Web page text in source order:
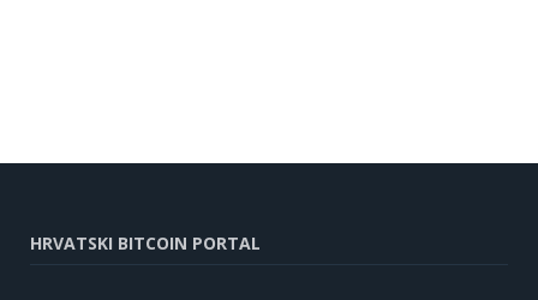
HRVATSKI BITCOIN PORTAL